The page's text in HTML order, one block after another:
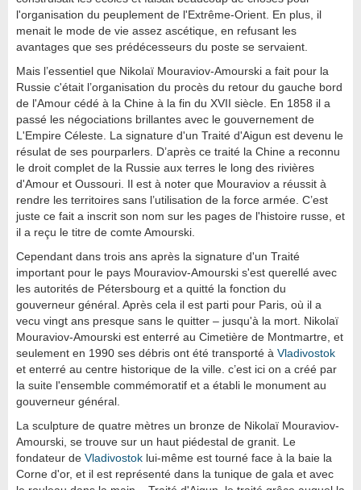
l'organisation du peuplement de l'Extrême-Orient. En plus, il
menait le mode de vie assez ascétique, en refusant les
avantages que ses prédécesseurs du poste se servaient.
Mais l’essentiel que Nikolaï Mouraviov-Amourski a fait pour la
Russie c'était l’organisation du procès du retour du gauche bord
de l'Amour cédé à la Chine à la fin du XVII siècle. En 1858 il a
passé les négociations brillantes avec le gouvernement de
L'Empire Céleste. La signature d'un Traité d'Aigun est devenu le
résulat de ses pourparlers. D’après ce traité la Chine a reconnu
le droit complet de la Russie aux terres le long des rivières
d'Amour et Oussouri. Il est à noter que Mouraviov a réussit à
rendre les territoires sans l’utilisation de la force armée. C’est
juste ce fait a inscrit son nom sur les pages de l'histoire russe, et
il a reçu le titre de comte Amourski.
Cependant dans trois ans après la signature d'un Traité
important pour le pays Mouraviov-Amourski s'est querellé avec
les autorités de Pétersbourg et a quitté la fonction du
gouverneur général. Après cela il est parti pour Paris, où il a
vecu vingt ans presque sans le quitter – jusqu'à la mort. Nikolaï
Mouraviov-Amourski est enterré au Cimetière de Montmartre, et
seulement en 1990 ses débris ont été transporté à Vladivostok
et enterré au centre historique de la ville. c’est ici on a créé par
la suite l'ensemble commémoratif et a établi le monument au
gouverneur général.
La sculpture de quatre mètres un bronze de Nikolaï Mouraviov-
Amourski, se trouve sur un haut piédestal de granit. Le
fondateur de Vladivostok lui-même est tourné face à la baie la
Corne d'or, et il est représenté dans la tunique de gala et avec